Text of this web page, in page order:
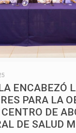
ENCABEZÓ
PARA LA
DE
DE SALUD